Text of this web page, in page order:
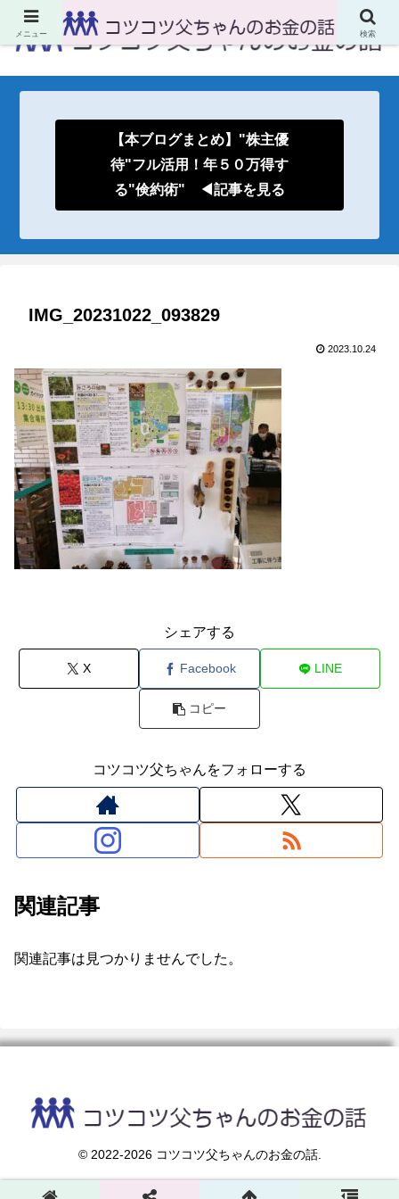
【本ブログまとめ】"株主優
待"フル活用！年５０万得す
る"倹約術" ◀記事を見る
IMG_20231022_093829
2023.10.24
シェアする
X Facebook LINE
コピー
コツコツ父ちゃんをフォローする
関連記事
関連記事は見つかりませんでした。
© 2022-2026 コツコツ父ちゃんのお金の話.
メニュー 検索